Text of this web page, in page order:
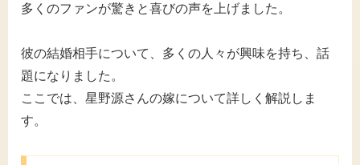
多くのファンが驚きと喜びの声を上げました。
彼の結婚相手について、多くの人々が興味を持ち、話
題になりました。
ここでは、星野源さんの嫁について詳しく解説しま
す。